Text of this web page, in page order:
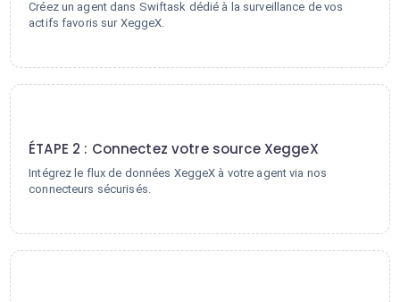
Créez un agent dans Swiftask dédié à la surveillance de vos
actifs favoris sur XeggeX.
ÉTAPE 2 : Connectez votre source XeggeX
Intégrez le flux de données XeggeX à votre agent via nos
connecteurs sécurisés.